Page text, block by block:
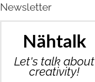
Newsletter
Nähtalk
Let's talk about
creativity!